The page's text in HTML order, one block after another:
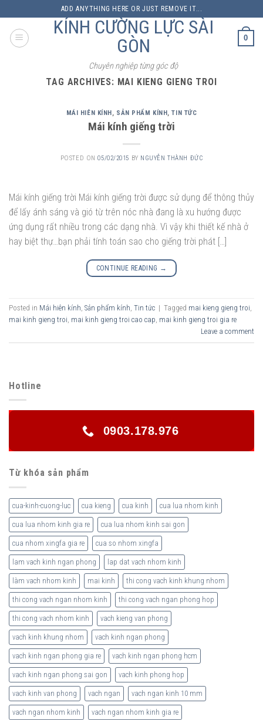
to
content
ADD ANYTHING HERE OR JUST REMOVE IT...
KÍNH CƯỜNG LỰC SÀI
GÒN
Chuyên nghiệp từng góc độ
0
TAG ARCHIVES: MAI KIENG GIENG TROI
MÁI HIÊN KÍNH, SẢN PHẨM KÍNH,TIN TỨC
Mái kính giếng trời
POSTED ON05/02/2015 BY NGUYỄN THÀNH ĐỨC
Mái kính giếng trời Mái kính giếng trời được sử dụng để thông thủy
để lấy ánh sáng và gió từ trên nóc nhà đang là xu hướng được
ứng dụng rất nhiều trong các dạng nhà. Vì vậy khi thiết kế nhà ở
hay biệt thự…bạn phải tính toán sao cho giếng trời phát […]
CONTINUE READING →
Posted in Mái hiên kính Sản phẩm kính Tin tức | Tagged mai kieng gieng troi
mai kinh gieng troi mai kinh gieng troi cao cap mai kinh gieng troi gia re
Leave a comment
Hotline
0903.178.976
Từ khóa sản phẩm
cua-kinh-cuong-luc cua kieng cua kinh cua lua nhom kinh
cua lua nhom kinh gia re cua lua nhom kinh sai gon
cua nhom xingfa gia re cua so nhom xingfa
lam vach kinh ngan phong lap dat vach nhom kinh
làm vach nhom kinh mai kinh thi cong vach kinh khung nhom
thi cong vach ngan nhom kinh thi cong vach ngan phong hop
thi cong vach nhom kinh vach kieng van phong
vach kinh khung nhom vach kinh ngan phong
vach kinh ngan phong gia re vach kinh ngan phong hcm
vach kinh ngan phong sai gon vach kinh phong hop
vach kinh van phong vach ngan vach ngan kinh 10 mm
vach ngan nhom kinh vach ngan nhom kinh gia re